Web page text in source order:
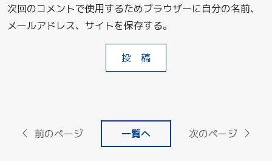
次回のコメントで使用するためブラウザーに自分の名前、
メールアドレス、サイトを保存する。
前のページ 一覧へ 次のページ